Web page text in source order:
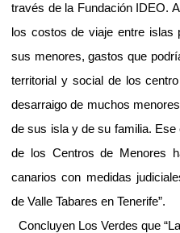
través de la Fundación IDEO.
los costos de viaje entre islas
sus menores, gastos que
territorial y social de los
desarraigo de muchos
de sus isla y de su familia. Ese
de los Centros de Menores
canarios con medidas
de Valle Tabares en Tenerife”.
Concluyen Los Verdes que